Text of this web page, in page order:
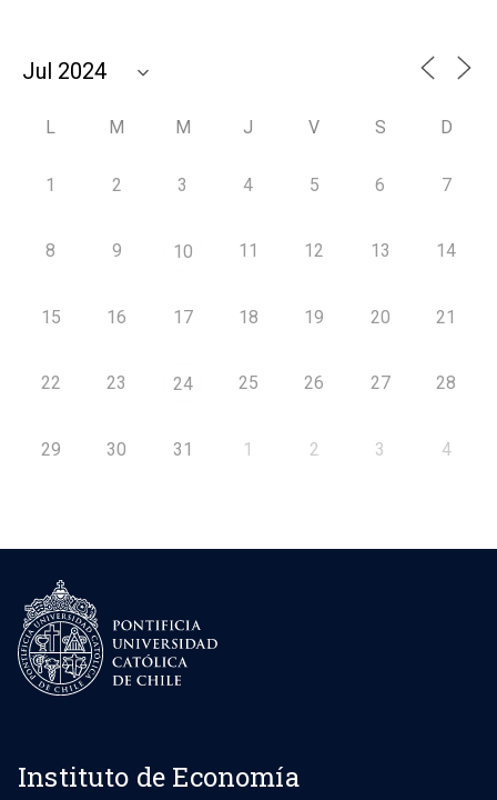
L M M J V S D
1 2 3 4 5 6 7
8 9 10 11 12 13 14
15 16 17 18 19 20 21
22 23 24 25 26 27 28
29 30 31 1 2 3 4
Instituto de Economía